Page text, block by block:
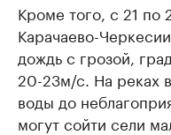
Кроме того, с 21 по
Карачаево-
дождь с грозой,
20-23м/с. На реках
воды до
могут сойти сели